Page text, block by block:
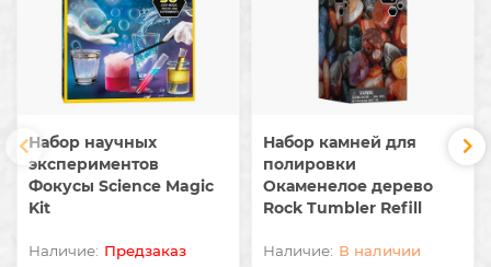
Набор научных
экспериментов
Фокусы Science Magic
Kit
Предзаказ
Набор камней для
полировки
Окаменелое дерево
Rock Tumbler Refill
В наличии